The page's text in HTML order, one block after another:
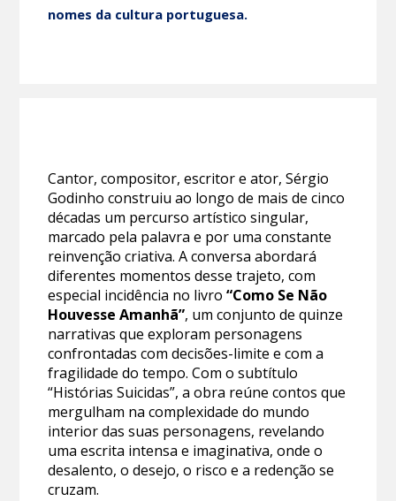
nomes da cultura portuguesa.
Cantor, compositor, escritor e ator, Sérgio
Godinho construiu ao longo de mais de cinco
décadas um percurso artístico singular,
marcado pela palavra e por uma constante
reinvenção criativa. A conversa abordará
diferentes momentos desse trajeto, com
especial incidência no livro“Como Se Não
Houvesse Amanhã”, um conjunto de quinze
narrativas que exploram personagens
confrontadas com decisões-limite e com a
fragilidade do tempo. Com o subtítulo
“Histórias Suicidas”, a obra reúne contos que
mergulham na complexidade do mundo
interior das suas personagens, revelando
uma escrita intensa e imaginativa, onde o
desalento, o desejo, o risco e a redenção se
cruzam.